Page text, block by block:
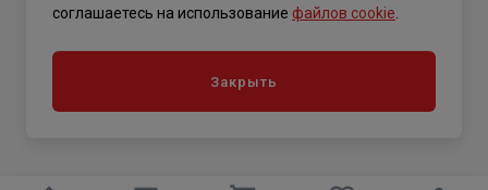
соглашаетесь на использование файлов cookie
Закрыть